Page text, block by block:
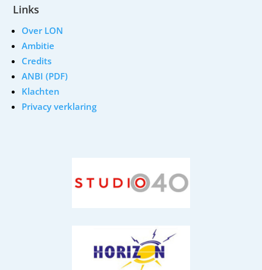
Links
Over LON
Ambitie
Credits
ANBI (PDF)
Klachten
Privacy verklaring